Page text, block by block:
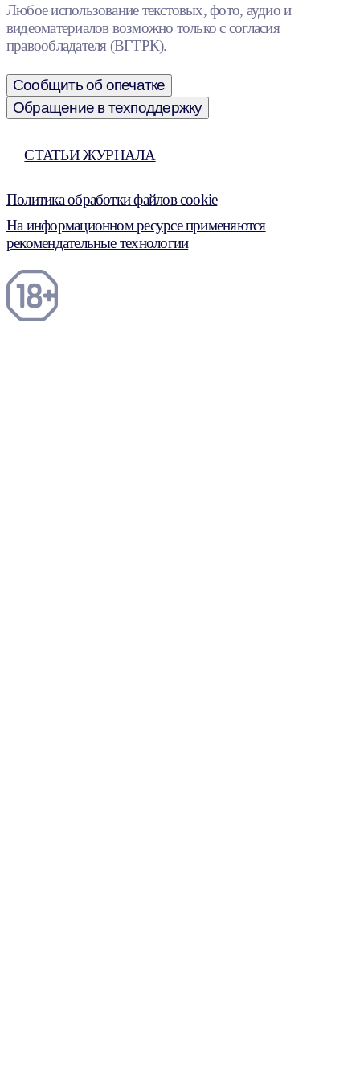
Любое использование текстовых, фото, аудио и
видеоматериалов возможно только с согласия
правообладателя (ВГТРК).
Сообщить об опечатке
Обращение в техподдержку
СТАТЬИ ЖУРНАЛА
Политика обработки файлов cookie
На информационном ресурсе применяются
рекомендательные технологии